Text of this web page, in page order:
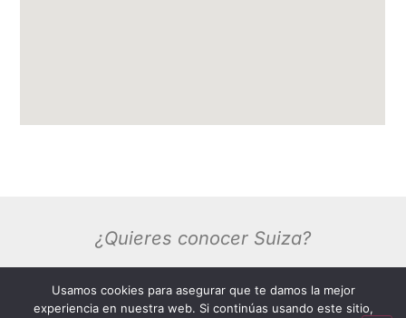
¿Quieres conocer Suiza?
Saber Más
Usamos cookies para asegurar que te damos la mejor
experiencia en nuestra web. Si continúas usando este sitio,